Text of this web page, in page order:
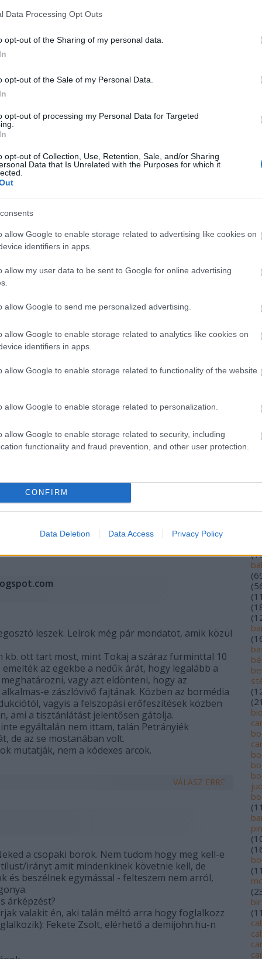
Data Processing Opt Outs
opt-out of the Sharing of my personal data.
opt-out of the Sale of my Personal Data.
opt-out of processing my Personal Data for Targeted
opt-out of Collection, Use, Retention, Sale, and/or Sharing
Data that Is Unrelated with the Purposes for which it
allow Google to enable storage related to advertising like cookies on
identifiers in apps.
allow my user data to be sent to Google for online advertising
allow Google to send me personalized advertising.
allow Google to enable storage related to analytics like cookies on
identifiers in apps.
allow Google to enable storage related to functionality of the website
allow Google to enable storage related to personalization.
allow Google to enable storage related to security, including
functionality and fraud prevention, and other user protection.
CONFIRM
Data Deletion Data Access Privacy Policy
bejegyzések:
trackback címe:
api/trackback/id/15539378
felhasználói tartalomnak minősülnek, értük a
nem vállal, azokat nem ellenőrzi. Kifogás esetén forduljon a blog
szerintem a Kódex totális tévút a csopaki
élvezeti értéke és árképzése
bár a Magma nevű, mérhetetlenül
nevezhető kékfrankost több szakíró
magam is kóstoltam.
egyet.
leszek. Leírok még pár mondatot, amik közül
kb. ott tart most, mint Tokaj a száraz furminttal 10
az egekbe a nedűk árát, hogy legalább a
vagy azt eldönteni, hogy az
e zászlóvivő fajtának. Közben az bormédia
vagyis a felszopási erőfeszítések közben
ami a tisztánlátást jelentősen gátolja.
egyáltalán nem ittam, talán Petrányiék
de az se mostanában volt.
mutatják, nem a kódexes arcok.
VÁLASZ ERRE
a csopaki borok. Nem tudom hogy meg kell-e
irányt amit mindenkinek követnie kell, de
és beszélnek egymással - felteszem nem arról,
árképzést?
valakit én, aki talán méltó arra hogy foglalkozz
Fekete Zsolt, elérhető a demijohn.hu-n
(
(
(
(
(
(
(
(
(
(
(21
(11
(
(
(11
(
(